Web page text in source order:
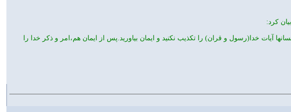
کرد:
آیات خدا(رسول و قران) را تکذیب نکنید و ایمان بیاورید.پس از ایمان هم،امر و ذکر خدا را